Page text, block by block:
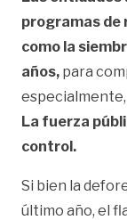
programas
como la
años, para
La fuerza
control.
Si bien la
último año, el